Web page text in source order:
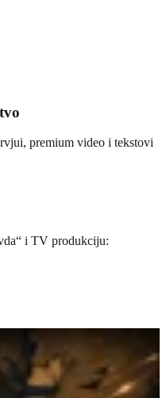
premium video i tekstovi
i TV produkciju: